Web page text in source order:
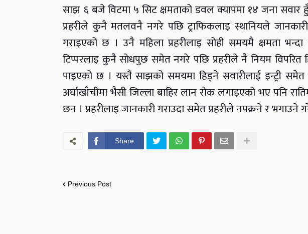
साझ ६ बजे विटमा ५ सिट क्षमताको डवल क्यापमा १४ जना सवार
प्रहरीले कुनै मतलवनै नगरे पछि ट्राफिकलाइ स्थानियले जानकारी
गराइएको छ । उनै महिला प्रहरीलाइ सोही समयमै क्षमता
टिप्परलाइ कुनै साेधपुछ समेत नगरे पछि प्रहरीले नै नियम विपरित
पाइएको छ । यस्तै साझको समयमा हिड्ने सवारीलाई इन्ट्री
अर्घाखाँचीमा भैसी जिल्ला बाहिर लान राेक लगाइएको भए पनि
छन । प्रहरीलाइ जानकारी गराउदा समेत प्रहरीले नपक्रने र भगाउने
Share
Previous Post